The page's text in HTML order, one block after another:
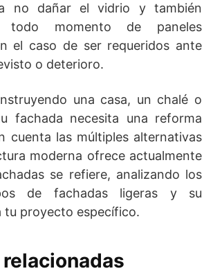
no dañar el vidrio y también
todo momento de paneles
el caso de ser requeridos ante
o deterioro.
una casa, un chalé o
fachada necesita una reforma
cuenta las múltiples alternativas
moderna ofrece actualmente
se refiere, analizando los
de fachadas ligeras y su
tu proyecto específico.